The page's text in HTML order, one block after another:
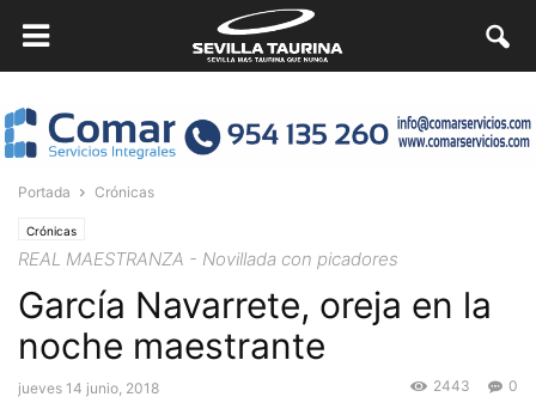
Portada Crónicas
Crónicas
REAL MAESTRANZA - Novillada con picadores
García Navarrete, oreja en la
noche maestrante
jueves 14 junio, 2018 0
2443